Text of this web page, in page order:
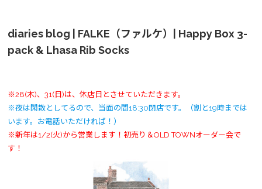
diaries blog | FALKE（ファルケ）| Happy Box 3-
pack & Lhasa Rib Socks
※28(木)、31(日)は、休店日とさせていただきます。
※夜は閑散としてるので、当面の間18:30閉店です。（割と19時までは
います。お電話いただければ！）
※新年は1/2(火)から営業します！初売り＆OLD TOWNオーダー会で
す！